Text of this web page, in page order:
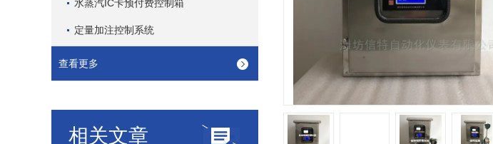
水蒸汽IC卡预付费控制箱
定量加注控制系统
查看更多
相关文章